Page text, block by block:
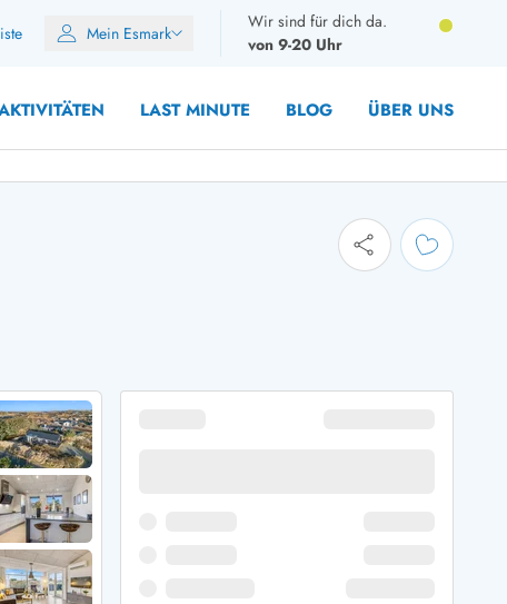
Mein Esmark
Wir sind für dich da.
von 9-20 Uhr
LAST MINUTE BLOG ÜBER UNS
Personen
Personen
Frühjahr
Sommer
Herbst
Winter
Weihnachten
Silvester